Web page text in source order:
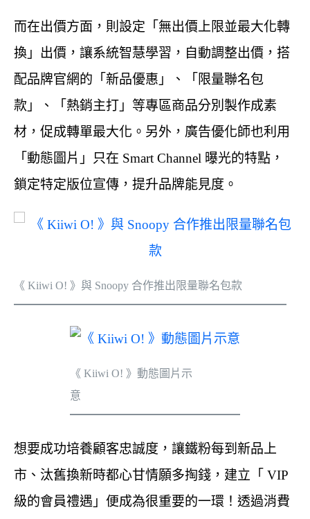
而在出價方面，則設定「無出價上限並最大化轉
換」出價，讓系統智慧學習，自動調整出價，搭
配品牌官網的「新品優惠」、「限量聯名包
款」、「熱銷主打」等專區商品分別製作成素
材，促成轉單最大化。另外，廣告優化師也利用
「動態圖片」只在 Smart Channel 曝光的特點，
鎖定特定版位宣傳，提升品牌能見度。
《 Kiiwi O! 》與 Snoopy 合作推出限量聯名包款
《 Kiiwi O! 》動態圖片示
意
想要成功培養顧客忠誠度，讓鐵粉每到新品上
市、汰舊換新時都心甘情願多掏錢，建立「 VIP
級的會員禮遇」便成為很重要的一環！透過消費